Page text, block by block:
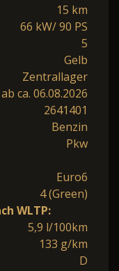
15 km
66 kW/ 90 PS
5
Gelb
Zentrallager
ab ca. 06.08.2026
2641401
Benzin
Pkw
Euro6
4 (Green)
WLTP:
5,9 l/100km
133 g/km
D